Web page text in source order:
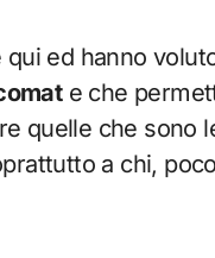
ed hanno
e che
quelle che sono
a chi,